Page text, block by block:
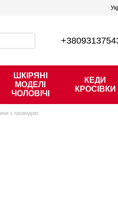
ШКІРЯНІ
МОДЕЛІ
ЧОЛОВІЧІ
КЕДИ
КРОСІВКИ
з трояндою